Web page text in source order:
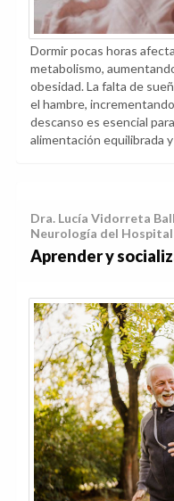
Dormir pocas horas
metabolismo,
obesidad. La falta de
el hambre,
descanso es esencial
alimentación equilibrada
Dra. Lucía Vidorreta
Neurología del
Aprender y